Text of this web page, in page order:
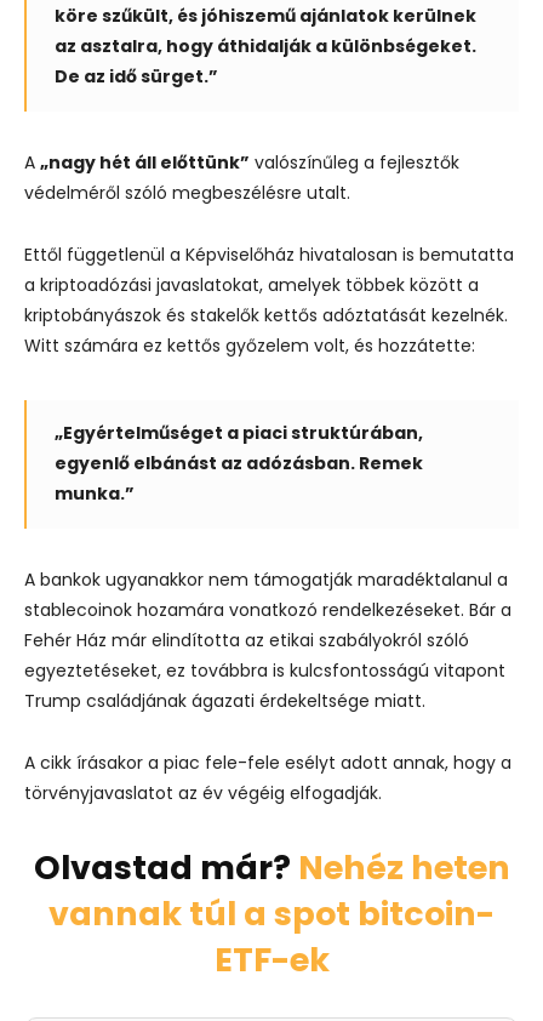
köre szűkült, és jóhiszemű ajánlatok kerülnek
az asztalra, hogy áthidalják a különbségeket.
De az idő sürget.”
A „nagy hét áll előttünk” valószínűleg a fejlesztők
védelméről szóló megbeszélésre utalt.
Ettől függetlenül a Képviselőház hivatalosan is bemutatta
a kriptoadózási javaslatokat, amelyek többek között a
kriptobányászok és stakelők kettős adóztatását kezelnék.
Witt számára ez kettős győzelem volt, és hozzátette:
„Egyértelműséget a piaci struktúrában,
egyenlő elbánást az adózásban. Remek
munka.”
A bankok ugyanakkor nem támogatják maradéktalanul a
stablecoinok hozamára vonatkozó rendelkezéseket. Bár a
Fehér Ház már elindította az etikai szabályokról szóló
egyeztetéseket, ez továbbra is kulcsfontosságú vitapont
Trump családjának ágazati érdekeltsége miatt.
A cikk írásakor a piac fele-fele esélyt adott annak, hogy a
törvényjavaslatot az év végéig elfogadják.
Olvastad már? Nehéz heten
vannak túl a spot bitcoin-
ETF-ek